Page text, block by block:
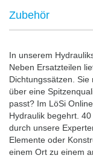
Zubehör
In unserem
Neben Ersatzteilen
Dichtungssätzen.
über eine
passt? Im LöSi
Hydraulik begehrt.
durch unsere
Elemente oder
einem Ort zu einem